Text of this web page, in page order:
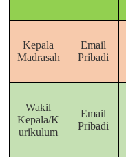
Kepala
Madrasah
Email
Pribadi
Wakil
Kepala/K
urikulum
Email
Pribadi